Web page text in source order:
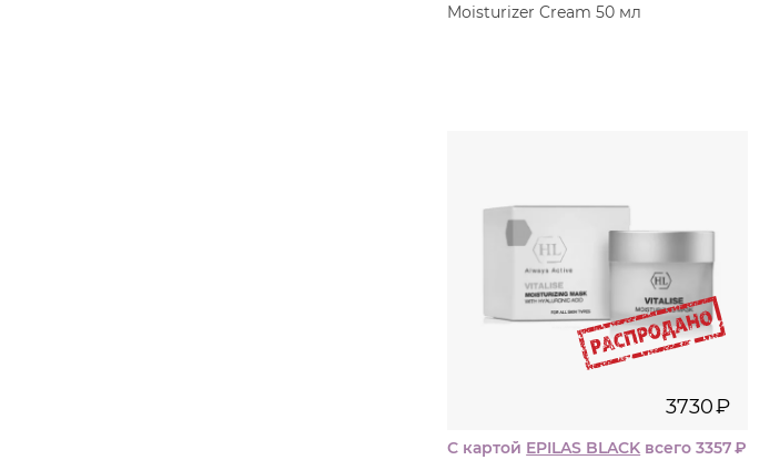
Moisturizer Cream 50 мл
3730₽
С картой EPILAS BLACK всего 3357₽